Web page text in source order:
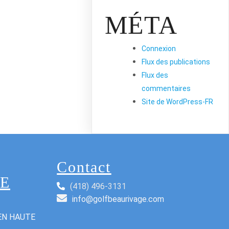
MÉTA
Connexion
Flux des publications
Flux des
commentaires
Site de WordPress-FR
HAUTE
Contact
(418) 496-3131
info@golfbeaurivage.com